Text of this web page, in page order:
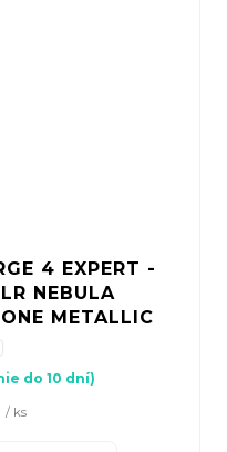
4 EXPERT -
NEBULA
METALLIC
do 10 dní)
/ ks